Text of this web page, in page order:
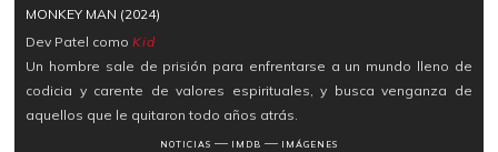
MONKEY MAN (2024)
Dev Patel comoKid
Un hombre sale de prisión para enfrentarse a un mundo lleno de
codicia y carente de valores espirituales, y busca venganza de
aquellos que le quitaron todo años atrás.
NOTICIAS ― IMDB ― IMÁGENES